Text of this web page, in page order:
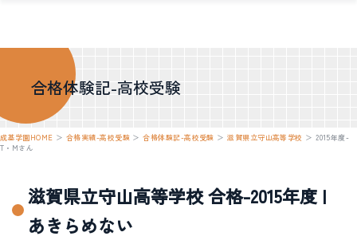
合格体験記-高校受験
成基学園HOME ＞ 合格実績-高校受験 ＞合格体験記-高校受験 ＞滋賀県立守山高等学校 ＞2015年度-
T・Mさん
滋賀県立守山高等学校 合格-2015年度 |
あきらめない